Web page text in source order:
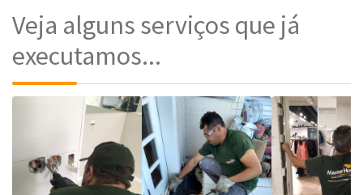
Veja alguns serviços que já
executamos...